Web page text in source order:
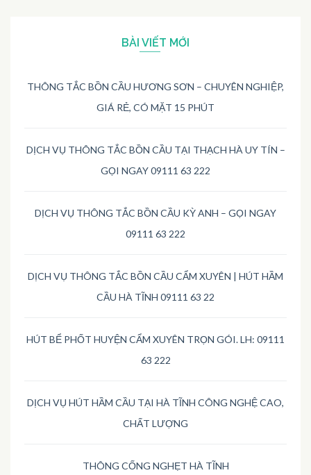
BÀI VIẾT MỚI
THÔNG TẮC BỒN CẦU HƯƠNG SƠN – CHUYÊN NGHIỆP,
GIÁ RẺ, CÓ MẶT 15 PHÚT
DỊCH VỤ THÔNG TẮC BỒN CẦU TẠI THẠCH HÀ UY TÍN –
GỌI NGAY 09111 63 222
DỊCH VỤ THÔNG TẮC BỒN CẦU KỲ ANH – GỌI NGAY
09111 63 222
DỊCH VỤ THÔNG TẮC BỒN CẦU CẨM XUYÊN | HÚT HẦM
CẦU HÀ TĨNH 09111 63 22
HÚT BỂ PHỐT HUYỆN CẨM XUYÊN TRỌN GÓI. LH: 09111
63 222
DỊCH VỤ HÚT HẦM CẦU TẠI HÀ TĨNH CÔNG NGHỆ CAO,
CHẤT LƯỢNG
THÔNG CỐNG NGHẸT HÀ TĨNH